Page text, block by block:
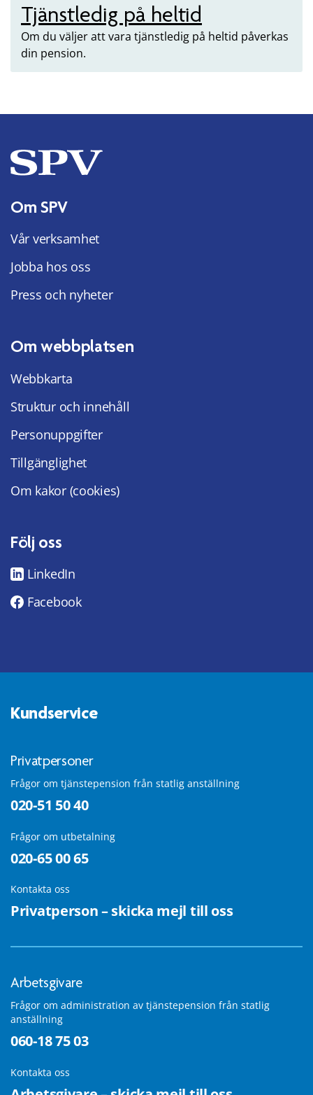
Tjänstledig på heltid
Om du väljer att vara tjänstledig på heltid påverkas
din pension.
Om SPV
Vår verksamhet
Jobba hos oss
Press och nyheter
Om webbplatsen
Webbkarta
Struktur och innehåll
Personuppgifter
Tillgänglighet
Om kakor (cookies)
Följ oss
LinkedIn
Facebook
Kundservice
Privatpersoner
Frågor om tjänstepension från statlig anställning
020-51 50 40
Frågor om utbetalning
020-65 00 65
Kontakta oss
Privatperson – skicka mejl till oss
Arbetsgivare
Frågor om administration av tjänstepension från statlig
anställning
060-18 75 03
Kontakta oss